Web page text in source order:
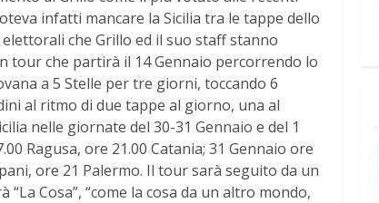
infatti mancare la Sicilia tra le tappe dello
che Grillo ed il suo staff stanno
tour che partirà il 14 Gennaio percorrendo lo
a 5 Stelle per tre giorni, toccando 6
al ritmo di due tappe al giorno, una al
nelle giornate del 30-31 Gennaio e del 1
Ragusa, ore 21.00 Catania; 31 Gennaio ore
ore 21 Palermo. Il tour sarà seguito da un
Cosa”, “come la cosa da un altro mondo,